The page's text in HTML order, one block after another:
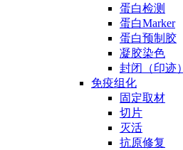
蛋白检测
蛋白Marker
蛋白预制胶
凝胶染色
封闭（印迹）
免疫组化
固定取材
切片
灭活
抗原修复